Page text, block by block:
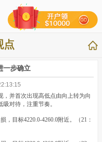
点
一步确立
，并首次出现高低点由向上转为向
对待，注重节奏。
，目标4220.0-4260.0附近。（21：